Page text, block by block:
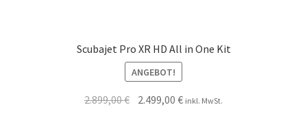
Scubajet Pro XR HD All in One Kit
ANGEBOT!
2.899,00€ 2.499,00€ inkl. MwSt.